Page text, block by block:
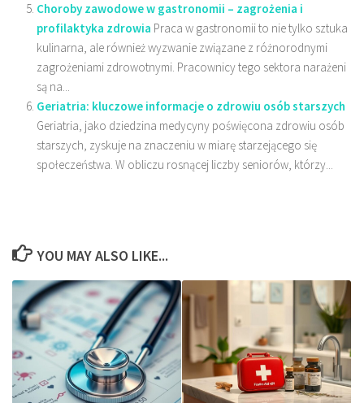
Choroby zawodowe w gastronomii – zagrożenia i
profilaktyka zdrowia Praca w gastronomii to nie tylko sztuka
kulinarna, ale również wyzwanie związane z różnorodnymi
zagrożeniami zdrowotnymi. Pracownicy tego sektora narażeni
są na...
Geriatria: kluczowe informacje o zdrowiu osób starszych
Geriatria, jako dziedzina medycyny poświęcona zdrowiu osób
starszych, zyskuje na znaczeniu w miarę starzejącego się
społeczeństwa. W obliczu rosnącej liczby seniorów, którzy...
YOU MAY ALSO LIKE...